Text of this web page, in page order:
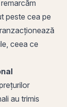
peste cea pe
ceea ce
au trimis